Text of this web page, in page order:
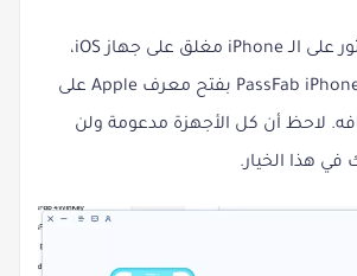
إذا كان تطبيق العثور على الـ iPhone مغلق على جهاز iOS،
فسيقوم PassFab iPhone Unlock بفتح معرف Apple على
لاحظ أن كل الأجهزة مدعومة ولن
في هذا الخيار.